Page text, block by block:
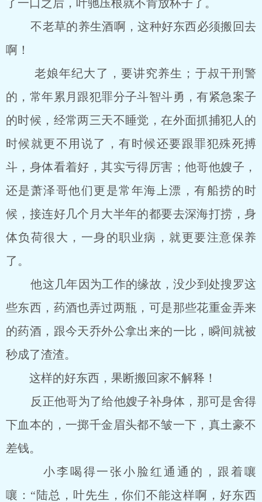
了一口之后，叶驰压根就不肯放杯子了。
不老草的养生酒啊，这种好东西必须搬回去
啊！
老娘年纪大了，要讲究养生；于叔干刑警
的，常年累月跟犯罪分子斗智斗勇，有紧急案子
的时候，经常两三天不睡觉，在外面抓捕犯人的
时候就更不用说了，有时候还要跟罪犯殊死搏
斗，身体看着好，其实亏得厉害；他哥他嫂子，
还是萧泽哥他们更是常年海上漂，有船捞的时
候，接连好几个月大半年的都要去深海打捞，身
体负荷很大，一身的职业病，就更要注意保养
了。
他这几年因为工作的缘故，没少到处搜罗这
些东西，药酒也弄过两瓶，可是那些花重金弄来
的药酒，跟今天乔外公拿出来的一比，瞬间就被
秒成了渣渣。
这样的好东西，果断搬回家不解释！
反正他哥为了给他嫂子补身体，那可是舍得
下血本的，一掷千金眉头都不皱一下，真土豪不
差钱。
小李喝得一张小脸红通通的，跟着嚷
嚷：“陆总，叶先生，你们不能这样啊，好东西